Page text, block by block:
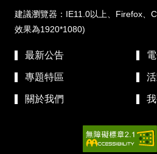
建議瀏覽器：IE11.0以上、Firefox、
效果為1920*1080)
最新公告
專題特區
關於我們